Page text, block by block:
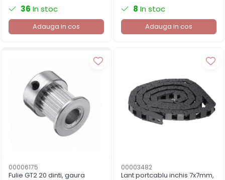
36 In stoc
Adauga in cos
8 In stoc
Adauga in cos
00006175
Fulie GT2 20 dinti, gaura
00003482
Lant portcablu inchis 7x7mm,